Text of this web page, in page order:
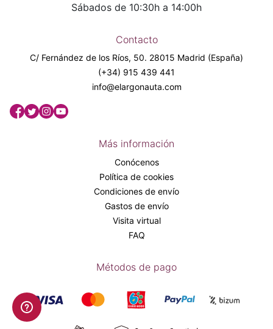
Sábados de 10:30h a 14:00h
Contacto
C/ Fernández de los Ríos, 50. 28015 Madrid (España)
(+34) 915 439 441
info@elargonauta.com
Más información
Conócenos
Política de cookies
Condiciones de envío
Gastos de envío
Visita virtual
FAQ
Métodos de pago